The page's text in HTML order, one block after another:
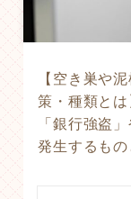
【空き巣や
策・種類と
「銀行強盗
発生するも